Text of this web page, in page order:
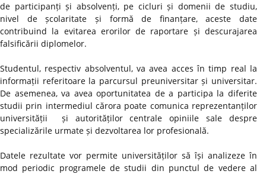
de participanți și absolvenți, pe cicluri și domenii de studiu,
nivel de școlaritate și formă de finanțare, aceste date
contribuind la evitarea erorilor de raportare și descurajarea
falsificării diplomelor.
Studentul, respectiv absolventul, va avea acces în timp real la
informații referitoare la parcursul preuniversitar și universitar.
De asemenea, va avea oportunitatea de a participa la diferite
studii prin intermediul cărora poate comunica reprezentanților
universității și autorităților centrale opiniile sale despre
specializările urmate și dezvoltarea lor profesională.
Datele rezultate vor permite universităților să își analizeze în
mod periodic programele de studii din punctul de vedere al